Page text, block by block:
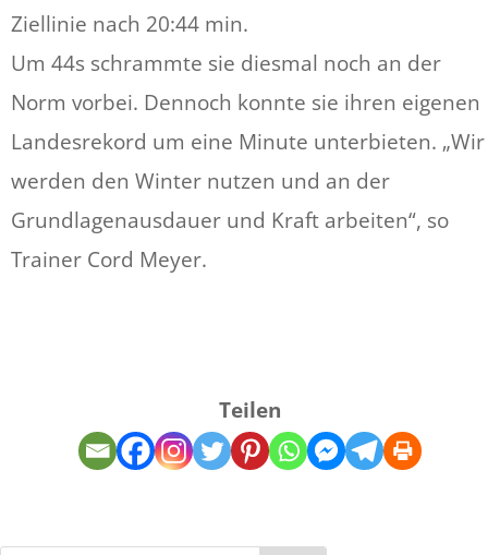
Ziellinie nach 20:44 min.
Um 44s schrammte sie diesmal noch an der
Norm vorbei. Dennoch konnte sie ihren eigenen
Landesrekord um eine Minute unterbieten. „Wir
werden den Winter nutzen und an der
Grundlagenausdauer und Kraft arbeiten“, so
Trainer Cord Meyer.
Teilen